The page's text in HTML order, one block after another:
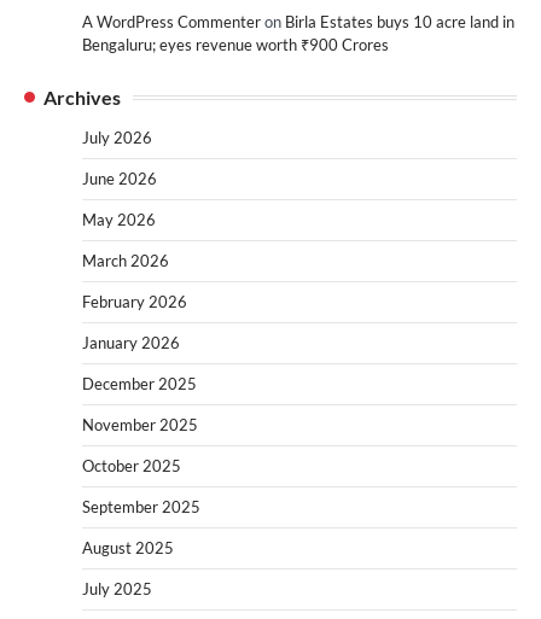
A WordPress Commenteron Birla Estates buys 10 acre land in
Bengaluru; eyes revenue worth ₹900 Crores
Archives
July 2026
June 2026
May 2026
March 2026
February 2026
January 2026
December 2025
November 2025
October 2025
September 2025
August 2025
July 2025